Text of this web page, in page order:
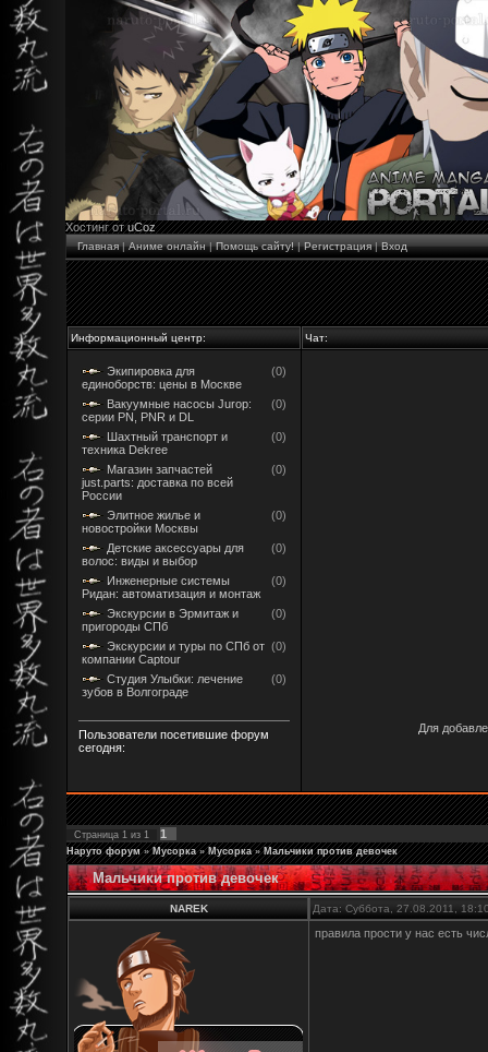
Хостинг отuCoz
Главная|Аниме онлайн|Помощь сайту!|Регистрация|Вход
Информационный центр: Чат:
Экипировка для
единоборств: цены в Москве
(0)
Вакуумные насосы Jurop:
серии PN, PNR и DL
(0)
Шахтный транспорт и
техника Dekree
(0)
Магазин запчастей
just.parts: доставка по всей
России
(0)
Элитное жилье и
новостройки Москвы
(0)
Детские аксессуары для
волос: виды и выбор
(0)
Инженерные системы
Ридан: автоматизация и монтаж
(0)
Экскурсии в Эрмитаж и
пригороды СПб
(0)
Экскурсии и туры по СПб от
компании Captour
(0)
Студия Улыбки: лечение
зубов в Волгограде
(0)
Пользователи посетившие форум
сегодня:
Для
Страница 1 из 1 1
Наруто форум » Мусорка » Мусорка » Мальчики против девочек
Мальчики против девочек
NAREK Дата: Суббота, 27.08.2011,
правила прости у нас есть